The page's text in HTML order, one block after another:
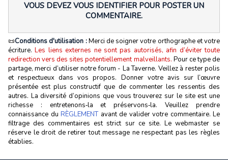
VOUS DEVEZ VOUS IDENTIFIER POUR POSTER UN
COMMENTAIRE.
📜Conditions d'utilisation :Merci de soigner votre orthographe et votre
écriture.Les liens externes ne sont pas autorisés, afin d’éviter toute
redirection vers des sites potentiellement malveillants. Pour ce type de
partage, merci d’utiliser notre forum - La Taverne. Veillez à rester polis
et respectueux dans vos propos. Donner votre avis sur l’œuvre
présentée est plus constructif que de commenter les ressentis des
autres. La diversité d’opinions que vous trouverez sur le site est une
richesse : entretenons‑la et préservons‑la. Veuillez prendre
connaissance du RÈGLEMENTavant de valider votre commentaire. Le
filtrage des commentaires est strict sur ce site. Le webmaster se
réserve le droit de retirer tout message ne respectant pas les règles
établies.